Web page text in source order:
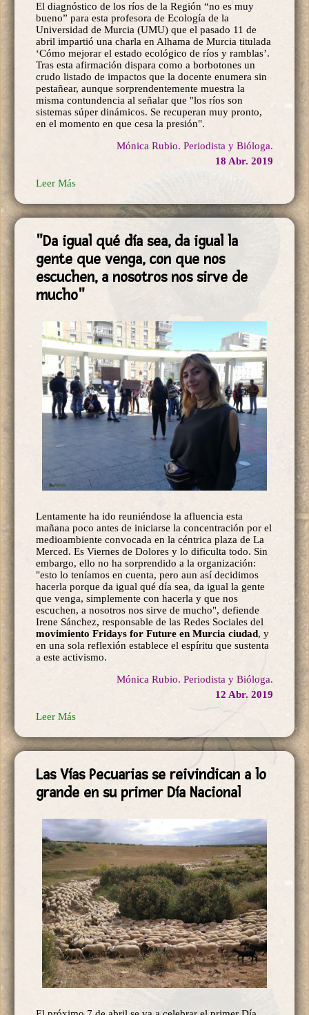
El diagnóstico de los ríos de la Región “no es muy
bueno” para esta profesora de Ecología de la
Universidad de Murcia (UMU) que el pasado 11 de
abril impartió una charla en Alhama de Murcia titulada
‘Cómo mejorar el estado ecológico de ríos y ramblas’.
Tras esta afirmación dispara como a borbotones un
crudo listado de impactos que la docente enumera sin
pestañear, aunque sorprendentemente muestra la
misma contundencia al señalar que "los ríos son
sistemas súper dinámicos. Se recuperan muy pronto,
en el momento en que cesa la presión".
Mónica Rubio. Periodista y Bióloga.
18 Abr. 2019
Leer Más
"Da igual qué día sea, da igual la
gente que venga, con que nos
escuchen, a nosotros nos sirve de
mucho"
Lentamente ha ido reuniéndose la afluencia esta
mañana poco antes de iniciarse la concentración por el
medioambiente convocada en la céntrica plaza de La
Merced. Es Viernes de Dolores y lo dificulta todo. Sin
embargo, ello no ha sorprendido a la organización:
"esto lo teníamos en cuenta, pero aun así decidimos
hacerla porque da igual qué día sea, da igual la gente
que venga, simplemente con hacerla y que nos
escuchen, a nosotros nos sirve de mucho", defiende
Irene Sánchez, responsable de las Redes Sociales del
movimiento Fridays for Future en Murcia ciudad, y
en una sola reflexión establece el espíritu que sustenta
a este activismo.
Mónica Rubio. Periodista y Bióloga.
12 Abr. 2019
Leer Más
Las Vías Pecuarias se reivindican a lo
grande en su primer Día Nacional